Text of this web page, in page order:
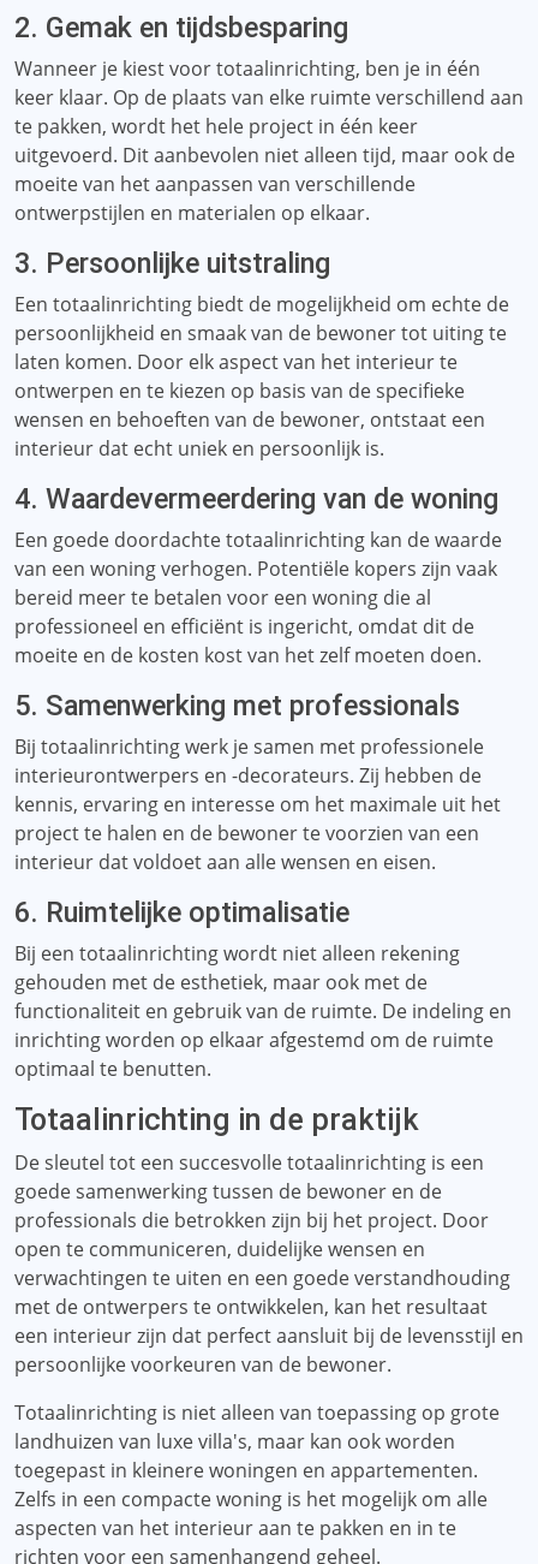
2. Gemak en tijdsbesparing
Wanneer je kiest voor totaalinrichting, ben je in één
keer klaar. Op de plaats van elke ruimte verschillend aan
te pakken, wordt het hele project in één keer
uitgevoerd. Dit aanbevolen niet alleen tijd, maar ook de
moeite van het aanpassen van verschillende
ontwerpstijlen en materialen op elkaar.
3. Persoonlijke uitstraling
Een totaalinrichting biedt de mogelijkheid om echte de
persoonlijkheid en smaak van de bewoner tot uiting te
laten komen. Door elk aspect van het interieur te
ontwerpen en te kiezen op basis van de specifieke
wensen en behoeften van de bewoner, ontstaat een
interieur dat echt uniek en persoonlijk is.
4. Waardevermeerdering van de woning
Een goede doordachte totaalinrichting kan de waarde
van een woning verhogen. Potentiële kopers zijn vaak
bereid meer te betalen voor een woning die al
professioneel en efficiënt is ingericht, omdat dit de
moeite en de kosten kost van het zelf moeten doen.
5. Samenwerking met professionals
Bij totaalinrichting werk je samen met professionele
interieurontwerpers en -decorateurs. Zij hebben de
kennis, ervaring en interesse om het maximale uit het
project te halen en de bewoner te voorzien van een
interieur dat voldoet aan alle wensen en eisen.
6. Ruimtelijke optimalisatie
Bij een totaalinrichting wordt niet alleen rekening
gehouden met de esthetiek, maar ook met de
functionaliteit en gebruik van de ruimte. De indeling en
inrichting worden op elkaar afgestemd om de ruimte
optimaal te benutten.
Totaalinrichting in de praktijk
De sleutel tot een succesvolle totaalinrichting is een
goede samenwerking tussen de bewoner en de
professionals die betrokken zijn bij het project. Door
open te communiceren, duidelijke wensen en
verwachtingen te uiten en een goede verstandhouding
met de ontwerpers te ontwikkelen, kan het resultaat
een interieur zijn dat perfect aansluit bij de levensstijl en
persoonlijke voorkeuren van de bewoner.
Totaalinrichting is niet alleen van toepassing op grote
landhuizen van luxe villa's, maar kan ook worden
toegepast in kleinere woningen en appartementen.
Zelfs in een compacte woning is het mogelijk om alle
aspecten van het interieur aan te pakken en in te
richten voor een samenhangend geheel.